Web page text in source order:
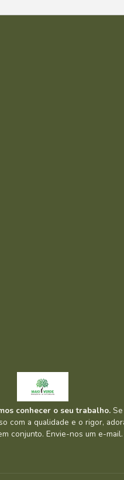
conhecer o seu trabalho.
com a qualidade e o rigor,
conjunto. Envie-nos um e-mail.